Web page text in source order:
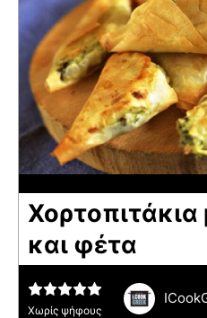
Χορτοπιτάκια
και φέτα
Χωρίς ψήφους